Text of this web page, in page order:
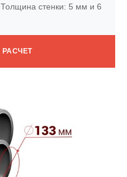
Толщина стенки: 5 мм и 6
РАСЧЕТ